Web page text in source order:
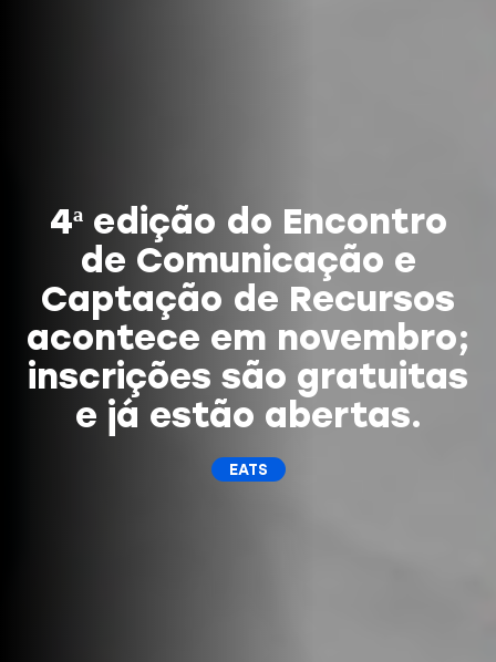
4ª edição do Encontro
de Comunicação e
Captação de Recursos
acontece em novembro;
inscrições são gratuitas
e já estão abertas.
EATS